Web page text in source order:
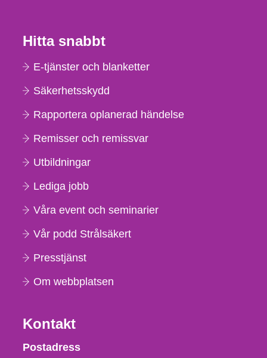
Hitta snabbt
E-tjänster och blanketter
Säkerhetsskydd
Rapportera oplanerad händelse
Remisser och remissvar
Utbildningar
Lediga jobb
Våra event och seminarier
Vår podd Strålsäkert
Presstjänst
Om webbplatsen
Kontakt
Strålsäkerhetsmyndigheten
Postadress